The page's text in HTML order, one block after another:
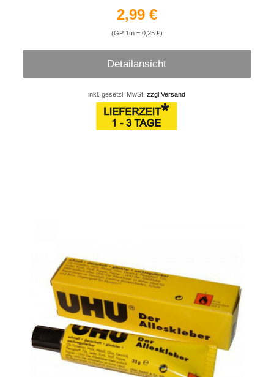
2,99 €
(GP 1m = 0,25 €)
Detailansicht
inkl. gesetzl. MwSt.zzgl.Versand